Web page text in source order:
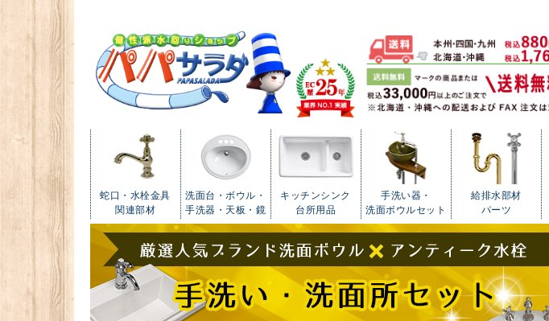
蛇口・水栓金具
関連部材
洗面台・ボウル・
手洗器・天板・鏡
キッチンシンク
台所用品
手洗い器・
洗面ボウルセット
給排水部材
パーツ